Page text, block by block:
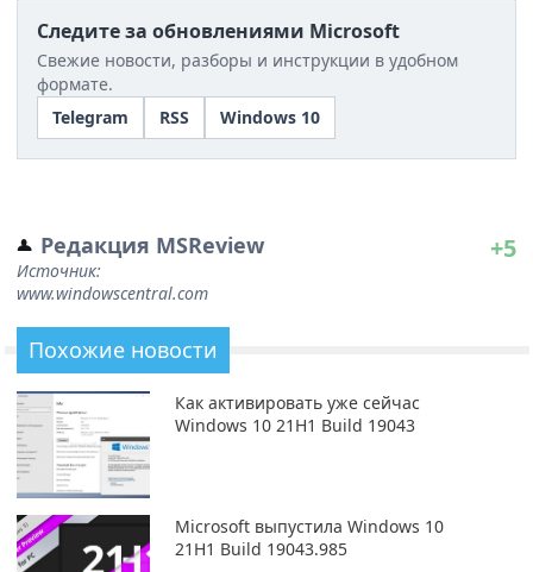
Следите за обновлениями Microsoft
Свежие новости, разборы и инструкции в удобном
формате.
Telegram
RSS Windows 10
Редакция MSReview
Источник:
www.windowscentral.com
+5
Похожие новости
Как активировать уже сейчас
Windows 10 21H1 Build 19043
Microsoft выпустила Windows 10
21H1 Build 19043.985